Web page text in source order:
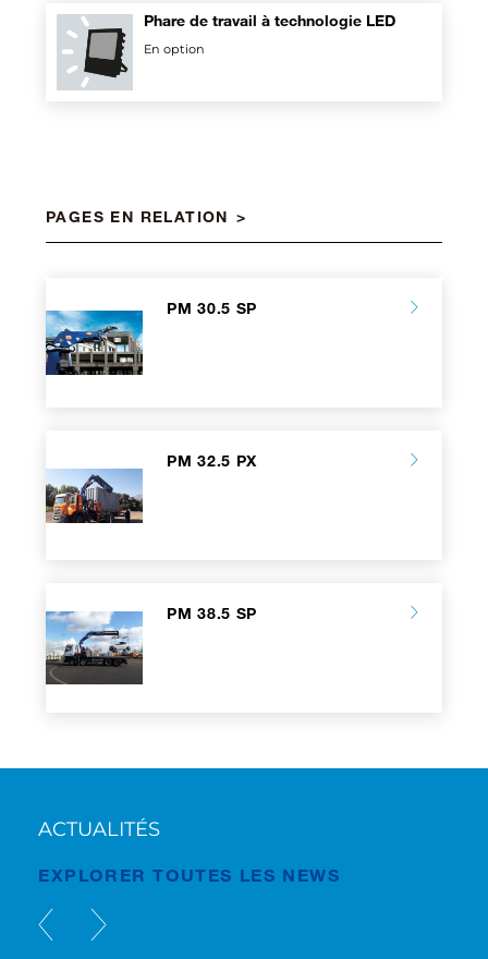
Phare de travail à technologie LED
En option
PAGES EN RELATION
PM 30.5 SP
PM 32.5 PX
PM 38.5 SP
ACTUALITÉS
EXPLORER TOUTES LES NEWS